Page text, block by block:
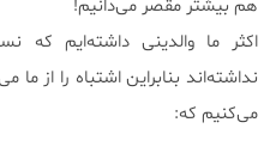
هم بیشتر مقصر می‌دانیم!
اکثر ما والدینی داشته‌ایم
نداشته‌اند بنابراین اشتباه را از ما
می‌کنیم که: